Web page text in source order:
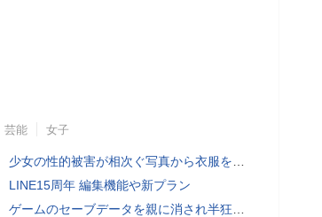
芸能 女子
少女の性的被害が相次ぐ写真から衣服を剥ぎ取るAIポルノアプリ「ClothOff」の背後にいる人物とは？
LINE15周年 編集機能や新プラン
ゲームのセーブデータを親に消され半狂乱になった少年